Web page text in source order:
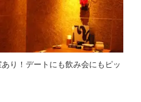
り！デートにも飲み会にもピッ